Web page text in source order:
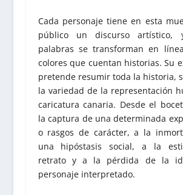
Cada personaje tiene en esta
público un discurso artístico,
palabras se transforman en
colores que cuentan historias. Su
pretende resumir toda la historia,
la variedad de la representación
caricatura canaria. Desde el
la captura de una determinada
o rasgos de carácter, a la
una hipóstasis social, a la
retrato y a la pérdida de la
personaje interpretado.